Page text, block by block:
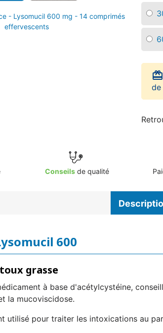
- Lysomucil 600 mg - 14 comprimés
effervescents
card_giftcard
de
Conseils de qualité
600
grasse
à base d'acétylcystéine,
la mucoviscidose.
utilisé pour traiter les intoxications au